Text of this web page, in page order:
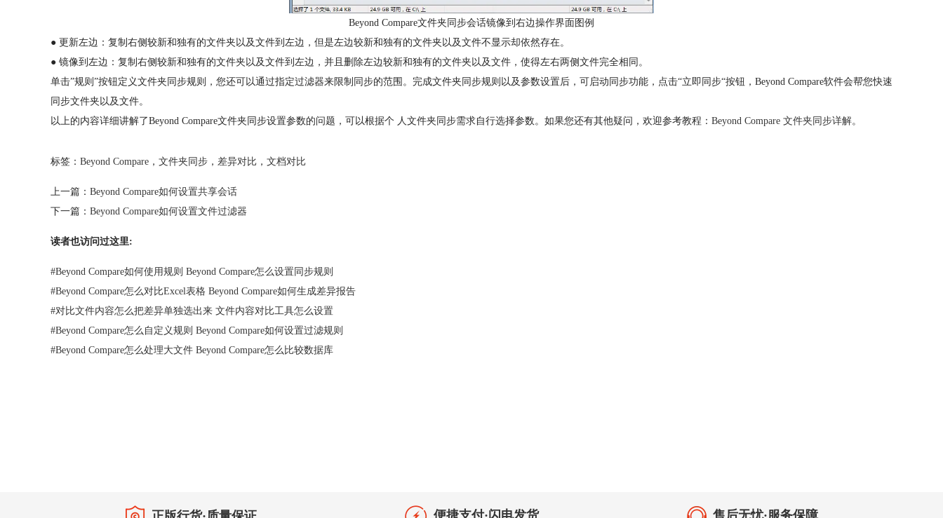
Beyond Compare文件夹同步会话镜像到右边操作界面图例
● 更新左边：复制右侧较新和独有的文件夹以及文件到左边，但是左边较新和独有的文件夹以及文件不显示却依然存在。
● 镜像到左边：复制右侧较新和独有的文件夹以及文件到左边，并且删除左边较新和独有的文件夹以及文件，使得左右两侧文件完全相同。
单击”规则”按钮定义文件夹同步规则，您还可以通过指定过滤器来限制同步的范围。完成文件夹同步规则以及参数设置后，可启动同步功能，点击“立即同步“按钮，Beyond Compare软件会帮您快速
同步文件夹以及文件。
以上的内容详细讲解了Beyond Compare文件夹同步设置参数的问题，可以根据个 人文件夹同步需求自行选择参数。如果您还有其他疑问，欢迎参考教程： Beyond Compare 文件夹同步详解。
标签： Beyond Compare ， 文件夹同步 ， 差异对比 ， 文档对比
上一篇： Beyond Compare如何设置共享会话
下一篇： Beyond Compare如何设置文件过滤器
读者也访问过这里:
#Beyond Compare如何使用规则 Beyond Compare怎么设置同步规则
#Beyond Compare怎么对比Excel表格 Beyond Compare如何生成差异报告
#对比文件内容怎么把差异单独选出来 文件内容对比工具怎么设置
#Beyond Compare怎么自定义规则 Beyond Compare如何设置过滤规则
#Beyond Compare怎么处理大文件 Beyond Compare怎么比较数据库
便捷支付·闪电发货